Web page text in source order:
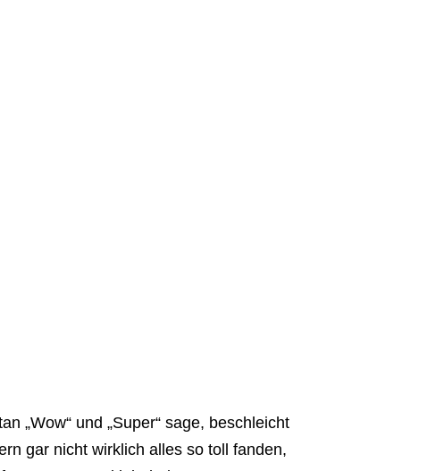
„Wow“ und „Super“ sage, beschleicht
gar nicht wirklich alles so toll fanden,